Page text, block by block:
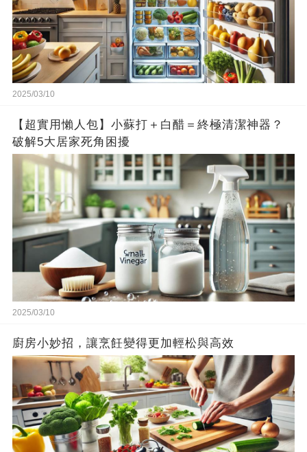
2025/03/10
【超實用懶人包】小蘇打＋白醋＝終極清潔神器？
破解5大居家死角困擾
2025/03/10
廚房小妙招，讓烹飪變得更加輕松與高效